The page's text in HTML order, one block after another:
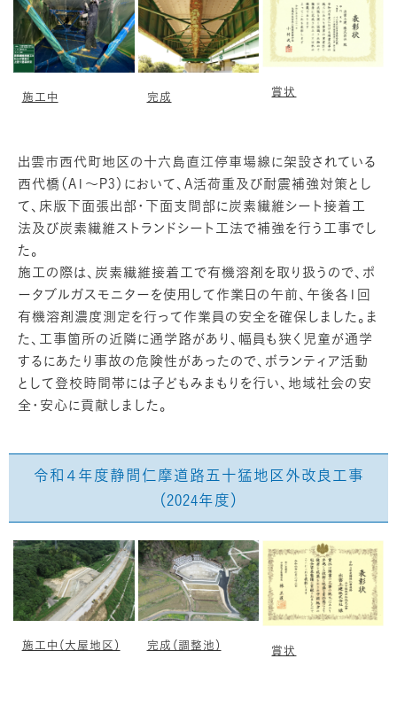
施工中 完成 賞状
出雲市西代町地区の十六島直江停車場線に架設されている
西代橋（A1～P3）において、A活荷重及び耐震補強対策とし
て、床版下面張出部・下面支間部に炭素繊維シート接着工
法及び炭素繊維ストランドシート工法で補強を行う工事でし
た。
施工の際は、炭素繊維接着工で有機溶剤を取り扱うので、ポ
ータブルガスモニターを使用して作業日の午前、午後各1回
有機溶剤濃度測定を行って作業員の安全を確保しました。ま
た、工事箇所の近隣に通学路があり、幅員も狭く児童が通学
するにあたり事故の危険性があったので、ボランティア活動
として登校時間帯には子どもみまもりを行い、地域社会の安
全・安心に貢献しました。
令和４年度静間仁摩道路五十猛地区外改良工事
（2024年度）
施工中（大屋地区） 完成（調整池） 賞状